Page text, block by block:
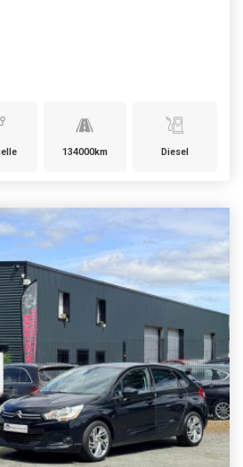
134000km Diesel